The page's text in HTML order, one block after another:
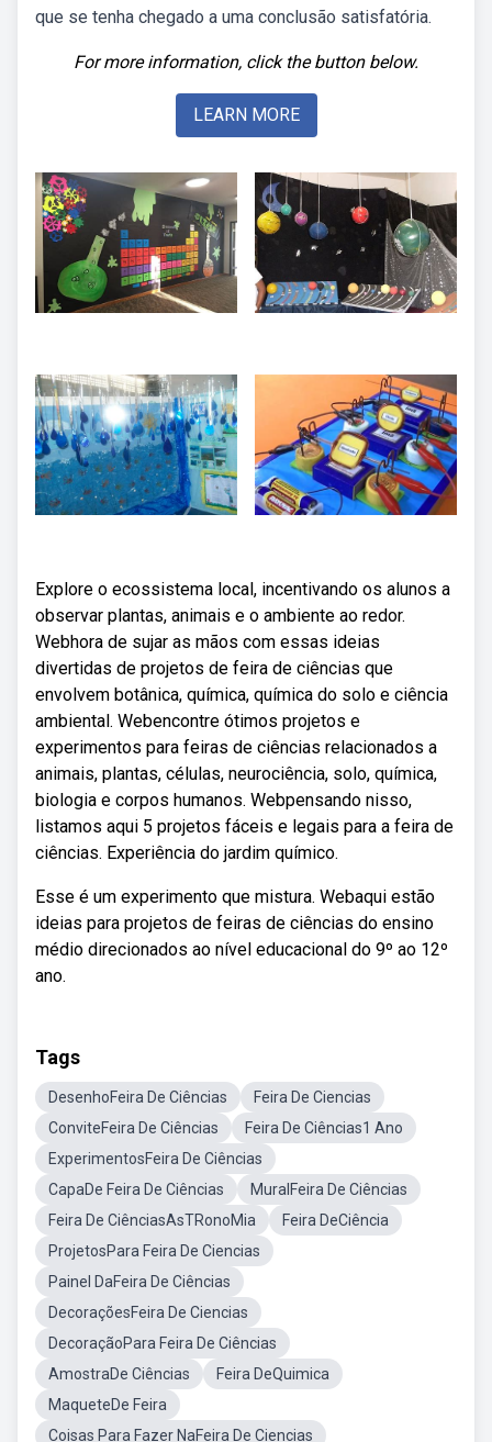
que se tenha chegado a uma conclusão satisfatória.
For more information, click the button below.
LEARN MORE
Explore o ecossistema local, incentivando os alunos a
observar plantas, animais e o ambiente ao redor.
Webhora de sujar as mãos com essas ideias
divertidas de projetos de feira de ciências que
envolvem botânica, química, química do solo e ciência
ambiental. Webencontre ótimos projetos e
experimentos para feiras de ciências relacionados a
animais, plantas, células, neurociência, solo, química,
biologia e corpos humanos. Webpensando nisso,
listamos aqui 5 projetos fáceis e legais para a feira de
ciências. Experiência do jardim químico.
Esse é um experimento que mistura. Webaqui estão
ideias para projetos de feiras de ciências do ensino
médio direcionados ao nível educacional do 9º ao 12º
ano.
Tags
DesenhoFeira De Ciências
Feira De Ciencias
ConviteFeira De Ciências
Feira De Ciências1 Ano
ExperimentosFeira De Ciências
CapaDe Feira De Ciências
MuralFeira De Ciências
Feira De CiênciasAsTRonoMia
Feira DeCiência
ProjetosPara Feira De Ciencias
Painel DaFeira De Ciências
DecoraçõesFeira De Ciencias
DecoraçãoPara Feira De Ciências
AmostraDe Ciências
Feira DeQuimica
MaqueteDe Feira
Coisas Para Fazer NaFeira De Ciencias